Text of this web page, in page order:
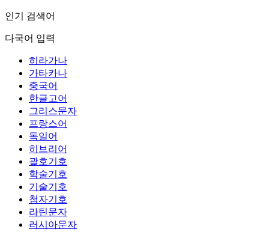
인기 검색어
다국어 입력
히라가나
가타카나
중국어
한글고어
그리스문자
프랑스어
독일어
히브리어
괄호기호
학술기호
기술기호
첨자기호
라틴문자
러시아문자